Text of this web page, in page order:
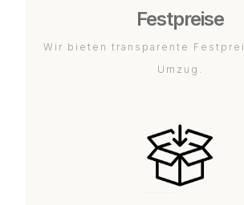
Festpreise
Wir bieten transparente
Umzug.